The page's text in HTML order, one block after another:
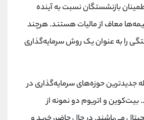
بازنشستگان نسبت به آینده
معاف از مالیات هستند. هرچند
را به عنوان یک روش سرمایه‌گذاری
جدیدترین حوزه‌های سرمایه‌گذاری در
و اتریوم دو نمونه از